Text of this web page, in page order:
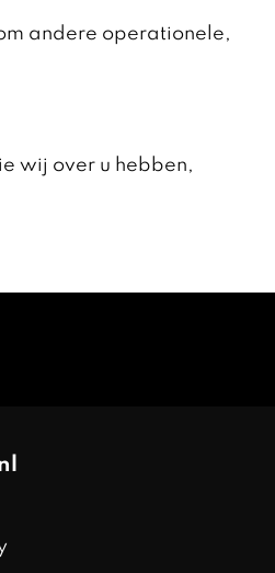
andere operationele,
wij over u hebben,